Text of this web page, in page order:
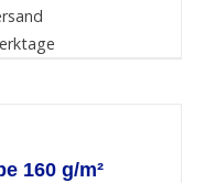
160 g/m²